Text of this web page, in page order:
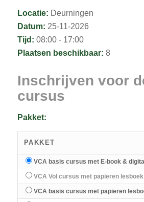
Locatie: Deurningen
Datum: 25-11-2026
Tijd: 08:00 - 17:00
Plaatsen beschikbaar: 8
Inschrijven voor
cursus
Pakket:
PAKKET
VCA basis cursus met E-book &
VCA Vol cursus met papieren
VCA basis cursus met papieren